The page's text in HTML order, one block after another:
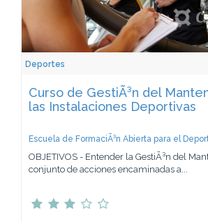
Deportes
Curso de GestiÃ³n del
las Instalaciones Deportivas
Escuela de FormaciÃ³n Abierta para el
OBJETIVOS - Entender la GestiÃ³n del
conjunto de acciones encaminadas a...